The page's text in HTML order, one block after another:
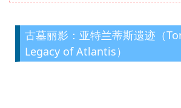
古墓丽影：亚特兰蒂斯遗迹（
Legacy of Atlantis）